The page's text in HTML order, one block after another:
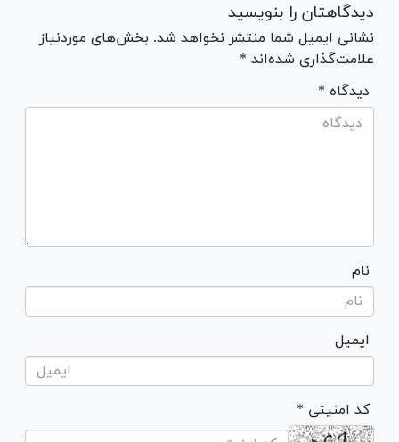
دیدگاهتان را بنویسید
نشانی ایمیل شما منتشر نخواهد شد. بخش‌های موردنیاز
علامت‌گذاری شده‌اند *
* دیدگاه
نام
ایمیل
* کد امنیتی